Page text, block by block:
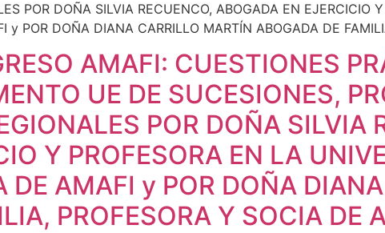
AMAFI: CUESTIONES
UE DE SUCESIONES,
POR DOÑA SILVIA
Y PROFESORA EN LA
DE AMAFI y POR DOÑA
PROFESORA Y SOCIA DE